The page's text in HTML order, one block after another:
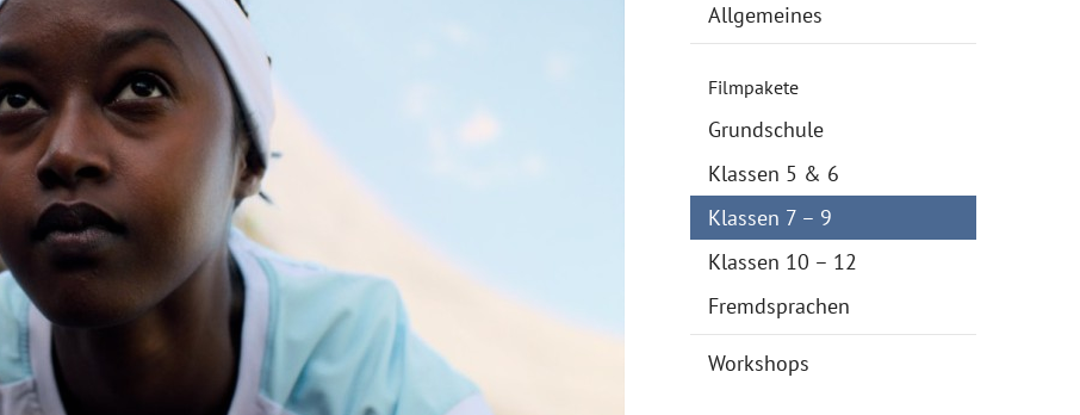
Allgemeines
Filmpakete
Grundschule
Klassen 5 & 6
Klassen 7 – 9
Klassen 10 – 12
Fremdsprachen
Workshops